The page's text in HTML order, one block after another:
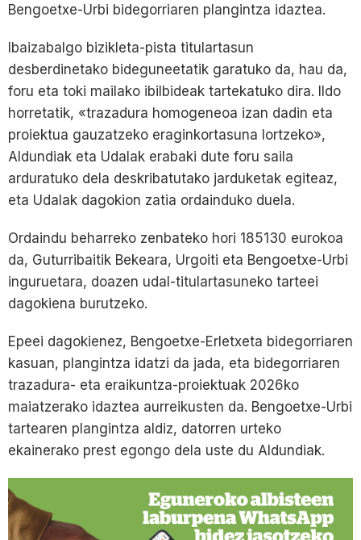
Bengoetxe-Urbi bidegorriaren plangintza idaztea.
Ibaizabalgo bizikleta-pista titulartasun
desberdinetako bideguneetatik garatuko da, hau da,
foru eta toki mailako ibilbideak tartekatuko dira. Ildo
horretatik, «trazadura homogeneoa izan dadin eta
proiektua gauzatzeko eraginkortasuna lortzeko»,
Aldundiak eta Udalak erabaki dute foru saila
arduratuko dela deskribatutako jarduketak egiteaz,
eta Udalak dagokion zatia ordainduko duela.
Ordaindu beharreko zenbateko hori 185130 eurokoa
da, Guturribaitik Bekeara, Urgoiti eta Bengoetxe-Urbi
inguruetara, doazen udal-titulartasuneko tarteei
dagokiena burutzeko.
Epeei dagokienez, Bengoetxe-Erletxeta bidegorriaren
kasuan, plangintza idatzi da jada, eta bidegorriaren
trazadura- eta eraikuntza-proiektuak 2026ko
maiatzerako idaztea aurreikusten da. Bengoetxe-Urbi
tartearen plangintza aldiz, datorren urteko
ekainerako prest egongo dela uste du Aldundiak.